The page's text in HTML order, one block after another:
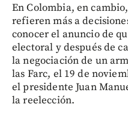
En Colombia, en
refieren más a
conocer el anuncio de
electoral y después de
la negociación de un
las Farc, el 19 de
el presidente Juan
la reelección.